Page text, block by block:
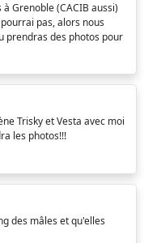
Grenoble (CACIB aussi)
pas, alors nous
prendras des photos pour
Trisky et Vesta avec moi
les photos!!!
des mâles et qu'elles